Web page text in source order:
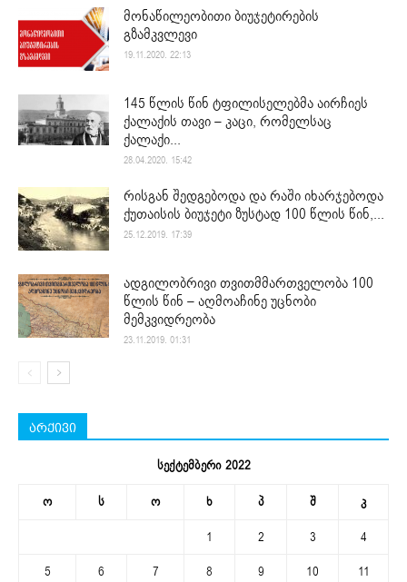
მონაწილეობითი ბიუჯეტირების
გზამკვლევი
19.11.2020. 22:13
145 წლის წინ ტფილისელებმა აირჩიეს
ქალაქის თავი – კაცი, რომელსაც
ქალაქი...
28.04.2020. 15:42
რისგან შედგებოდა და რაში იხარჯებოდა
ქუთაისის ბიუჯეტი ზუსტად 100 წლის წინ,...
25.12.2019. 17:39
ადგილობრივი თვითმმართველობა 100
წლის წინ – აღმოაჩინე უცნობი
მემკვიდრეობა
23.11.2019. 01:31
არქივი
სექტემბერი 2022
ო ს ო ხ პ შ კ
1 2 3
4
5
6 7 8 9 10
11